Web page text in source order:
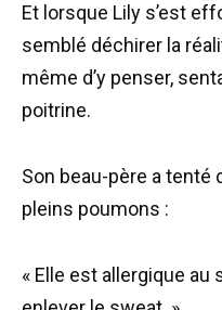
Et lorsque Lily s’est
semblé déchirer la
même d’y penser,
poitrine.
Son beau-père a tenté
pleins poumons :
« Elle est allergique au